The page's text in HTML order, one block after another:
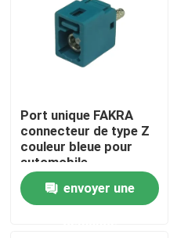
Maison
Port unique FAKRA
connecteur de type Z
couleur bleue pour
automobile
envoyer une